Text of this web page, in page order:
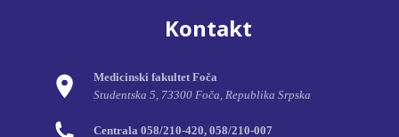
Kontakt
Medicinski fakultet Foča
Studentska 5, 73300 Foča, Republika Srpska
Centrala 058/210-420, 058/210-007